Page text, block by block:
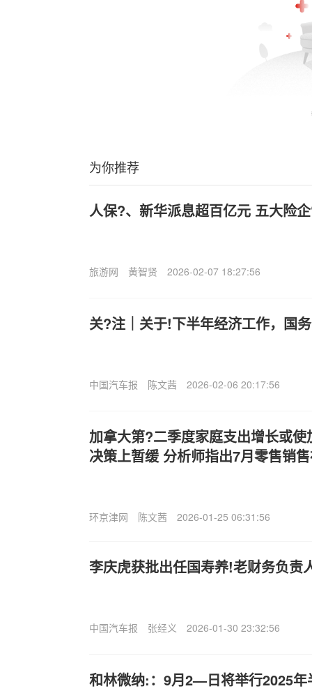
为你推荐
人保?、新华派息超百亿元 五大险
旅游网 黄智贤 2026-02-07 18:27:56
关?注｜关于!下半年经济工作，国
中国汽车报 陈文茜 2026-02-06 20:17:56
加拿大第?二季度家庭支出增长或
决策上暂缓 分析师指出7月零售销
环京津网 陈文茜 2026-01-25 06:31:56
李庆虎获批出任国寿养!老财务负责
中国汽车报 张经义 2026-01-30 23:32:56
和林微纳:：9月2—日将举行2025年